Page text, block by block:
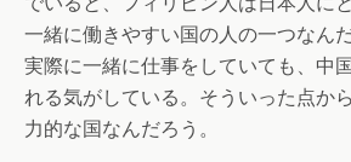
一緒に働きやすい国の人の一つなん
実際に一緒に仕事をしていても、中
れる気がしている。そういった点か
力的な国なんだろう。